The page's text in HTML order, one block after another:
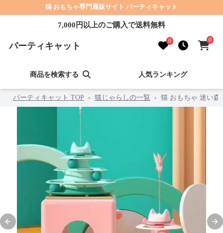
猫 おもちゃ専門通販サイト パーティキャット
7,000円以上のご購入で送料無料
パーティキャット 0 0
商品を検索する 人気ランキング
パーティキャット TOP › 猫じゃらしの一覧 › 猫 おもちゃ 迷い森
Previous slide